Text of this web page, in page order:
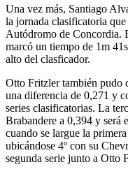
Una vez más, Santiago
la jornada clasificatoria
Autódromo de Concordia.
marcó un tiempo de 1m
alto del clasficador.
Otto Fritzler también pudo
una diferencia de 0,271 y
series clasificatorias. La
Brabandere a 0,394 y será
cuando se largue la
ubicándose 4º con su
segunda serie junto a Otto